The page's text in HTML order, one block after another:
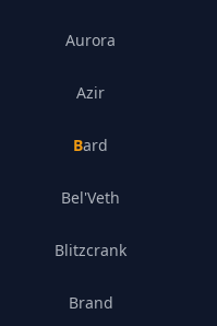
Aurora
Azir
Bard
Bel'Veth
Blitzcrank
Brand